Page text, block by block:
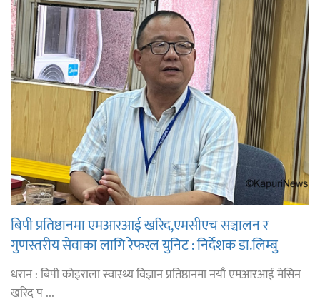
बिपी प्रतिष्ठानमा एमआरआई खरिद,एमसीएच सञ्चालन र
गुणस्तरीय सेवाका लागि रेफरल युनिट : निर्देशक डा.लिम्बु
धरान : बिपी कोइराला स्वास्थ्य विज्ञान प्रतिष्ठानमा नयाँ एमआरआई मेसिन
खरिद प ...